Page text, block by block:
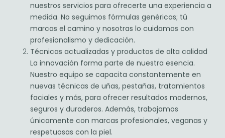
nuestros servicios para ofrecerte una experiencia a
medida. No seguimos fórmulas genéricas; tú
marcas el camino y nosotras lo cuidamos con
profesionalismo y dedicación.
Técnicas actualizadas y productos de alta calidad
La innovación forma parte de nuestra esencia.
Nuestro equipo se capacita constantemente en
nuevas técnicas de uñas, pestañas, tratamientos
faciales y más, para ofrecer resultados modernos,
seguros y duraderos. Además, trabajamos
únicamente con marcas profesionales, veganas y
respetuosas con la piel.